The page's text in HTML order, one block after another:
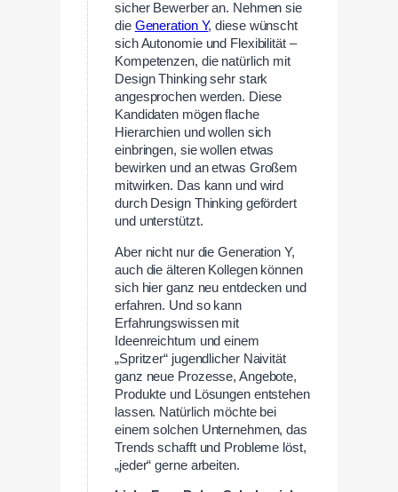
sicher Bewerber an. Nehmen sie
die Generation Y, diese wünscht
sich Autonomie und Flexibilität –
Kompetenzen, die natürlich mit
Design Thinking sehr stark
angesprochen werden. Diese
Kandidaten mögen flache
Hierarchien und wollen sich
einbringen, sie wollen etwas
bewirken und an etwas Großem
mitwirken. Das kann und wird
durch Design Thinking gefördert
und unterstützt.
Aber nicht nur die Generation Y,
auch die älteren Kollegen können
sich hier ganz neu entdecken und
erfahren. Und so kann
Erfahrungswissen mit
Ideenreichtum und einem
„Spritzer“ jugendlicher Naivität
ganz neue Prozesse, Angebote,
Produkte und Lösungen entstehen
lassen. Natürlich möchte bei
einem solchen Unternehmen, das
Trends schafft und Probleme löst,
„jeder“ gerne arbeiten.